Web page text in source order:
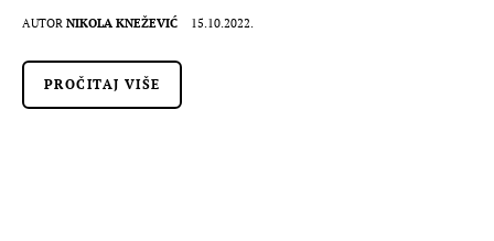
AUTOR NIKOLA KNEŽEVIĆ 15.10.2022.
PROČITAJ VIŠE